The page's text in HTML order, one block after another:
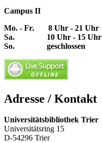
Campus II
Mo. - Fr. 8 Uhr - 21 Uhr
Sa. 10 Uhr - 15 Uhr
So. geschlossen
Adresse / Kontakt
Universitätsbibliothek Trier
Universitätsring 15
D-54296 Trier